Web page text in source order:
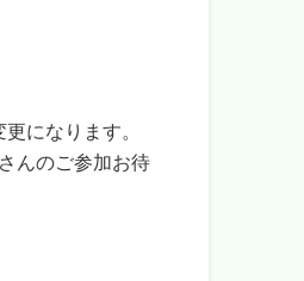
になります。
んのご参加お待